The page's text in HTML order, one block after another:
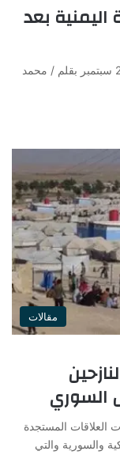
بعد
التحولات في السياسة الخارجية اليمنية بعد ثورة 21 سبتمبر بقلم / محمد
مقالات
السوري
العلاقات المستجدة
والسورية والتي